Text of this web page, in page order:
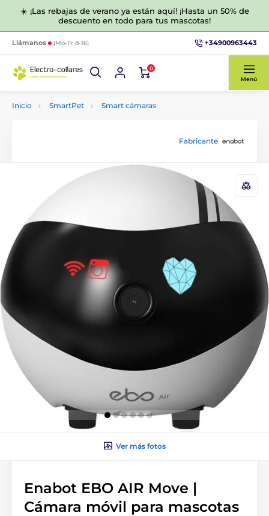
☀️ ¡Las rebajas de verano ya están aquí! ¡Hasta un 50% de
descuento en todo para tus mascotas!
Llámanos (Mo-Fr 8-16) +34900963443
0
Menú
Inicio SmartPet Smart cámaras
Fabricante
Ver más fotos
Enabot EBO AIR Move |
Cámara móvil para mascotas